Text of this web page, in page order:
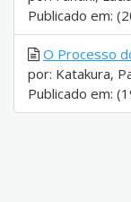
Publicado em:
O Processo
por: Katakura,
Publicado em: